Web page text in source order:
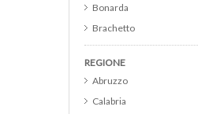
Bonarda
Brachetto
Brunello di Montalcino
Cabernet
REGIONE
Abruzzo
Calabria